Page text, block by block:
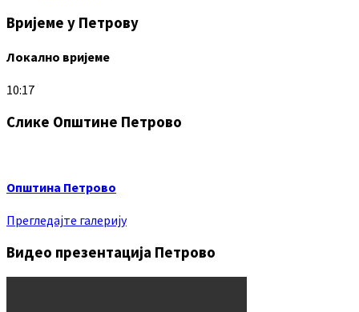
Вријеме у Петрову
Локално вријеме
10:17
Слике Општине Петрово
Општина Петрово
Прегледајте галерију
Видео презентација Петрово